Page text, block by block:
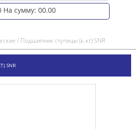
На сумму: 00.00
/ Подшипник ступицы (к-кт) SNR
SNR